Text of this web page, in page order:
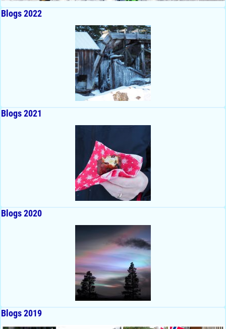
Blogs 2022
Blogs 2021
Blogs 2020
Blogs 2019